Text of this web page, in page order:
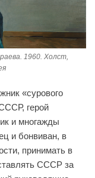
1960. Холст,
«сурового
герой
и многажды
и бонвиван, в
принимать в
СССР за